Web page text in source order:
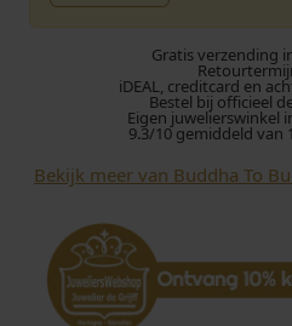
Gratis verzending
iDEAL, creditcard en
Bestel bij officieel
Eigen juwelierswinkel
9.3/10 gemiddeld van
Bekijk meer van Buddha To